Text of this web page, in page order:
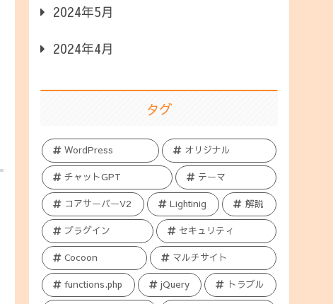
2024年5月
2024年4月
タグ
WordPress オリジナル
チャットGPT テーマ
コアサーバーV2 Lightinig 解説
プラグイン セキュリティ
Cocoon マルチサイト
functions.php jQuery トラブル